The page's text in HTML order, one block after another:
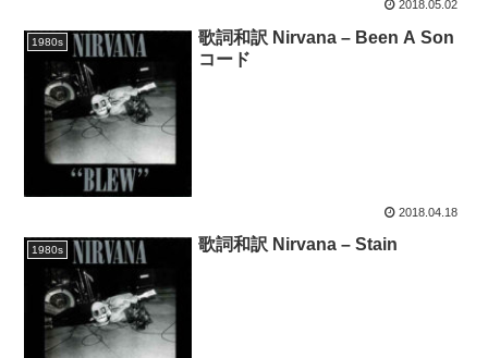
2018.05.02
1980s
歌詞和訳 Nirvana – Been A Son
コード
2018.04.18
1980s 歌詞和訳 Nirvana – Stain